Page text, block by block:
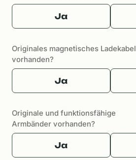
Ja
Originales magnetisches Ladekabel
vorhanden?
Ja
Originale und funktionsfähige
Armbänder vorhanden?
Ja